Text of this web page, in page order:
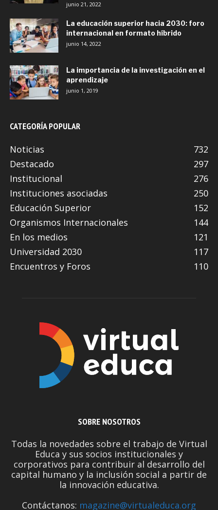
junio 21, 2022
La educación superior hacia 2030: foro
internacional en formato híbrido
junio 14, 2022
La importancia de la investigación en el
aprendizaje
junio 1, 2019
CATEGORÍA POPULAR
Noticias
732
Destacado
297
Institucional
276
Instituciones asociadas
250
Educación Superior
152
Organismos Internacionales
144
En los medios
121
Universidad 2030
117
Encuentros y Foros
110
SOBRE NOSOTROS
Todas la novedades sobre el trabajo de Virtual
Educa y sus socios institucionales y
corporativos para contribuir al desarrollo del
capital humano y la inclusión social a partir de
la innovación educativa.
Contáctanos: magazine@virtualeduca.org